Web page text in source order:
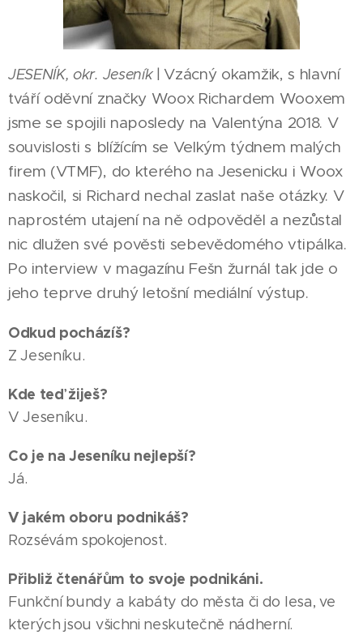
JESENÍK, okr. Jeseník |Vzácný okamžik, s hlavní
tváří oděvní značky Woox Richardem Wooxem
jsme se spojili naposledy na Valentýna 2018. V
souvislosti s blížícím se Velkým týdnem malých
firem (VTMF), do kterého na Jesenicku i Woox
naskočil, si Richard nechal zaslat naše otázky. V
naprostém utajení na ně odpověděl a nezůstal
nic dlužen své pověsti sebevědomého vtipálka.
Po interview v magazínu Fešn žurnál tak jde o
jeho teprve druhý letošní mediální výstup.
Odkud pocházíš?
Z Jeseníku.
Kde teď žiješ?
V Jeseníku.
Co je na Jeseníku nejlepší?
Já.
V jakém oboru podnikáš?
Rozsévám spokojenost.
Přibliž čtenářům to svoje podnikáni.
Funkční bundy a kabáty do města či do lesa, ve
kterých jsou všichni neskutečně nádherní.